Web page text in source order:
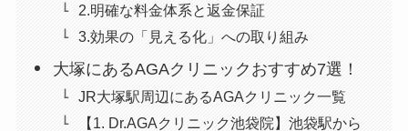
2.明確な料金体系と返金保証
3.効果の「見える化」への取り組み
大塚にあるAGAクリニックおすすめ7選！
JR大塚駅周辺にあるAGAクリニック一覧
【1. Dr.AGAクリニック池袋院】池袋駅から